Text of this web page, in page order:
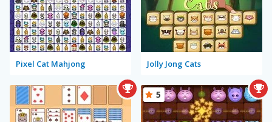
Pixel Cat Mahjong Jolly Jong Cats
5